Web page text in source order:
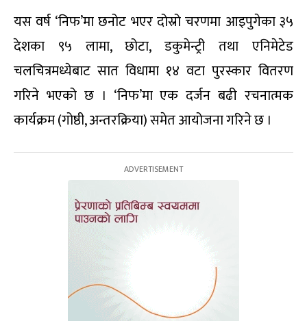
यस वर्ष ‘निफ’मा छनोट भएर दोस्रो चरणमा आइपुगेका ३५
देशका ९५ लामा, छोटा, डकुमेन्ट्री तथा एनिमेटेड
चलचित्रमध्येबाट सात विधामा १४ वटा पुरस्कार वितरण
गरिने भएको छ । ‘निफ’मा एक दर्जन बढी रचनात्मक
कार्यक्रम (गोष्ठी, अन्तरक्रिया) समेत आयोजना गरिने छ ।